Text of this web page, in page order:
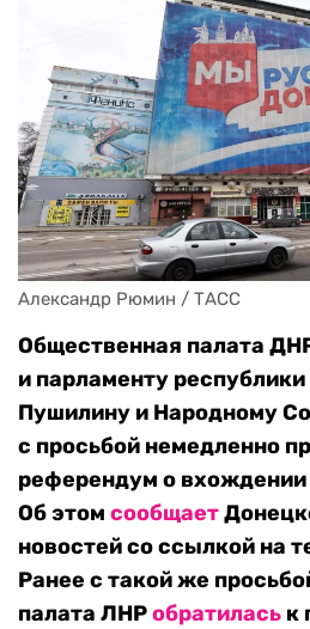
Александр Рюмин / ТАСС
Общественная палата
и парламенту
Пушилину и Народному
с просьбой немедленно
референдум о вхождении
Об этом сообщает
новостей со ссылкой на
Ранее с такой же
палата ЛНРобратилась к